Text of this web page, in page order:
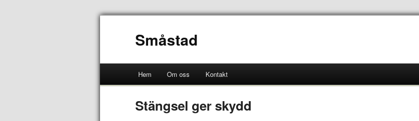
Småstad
Hem Om oss Kontakt
Stängsel ger skydd